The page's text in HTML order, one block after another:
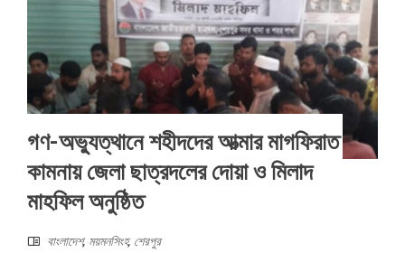
গণ-অভ্যুত্থানে শহীদদের আত্মার মাগফিরাত
কামনায় জেলা ছাত্রদলের দোয়া ও মিলাদ
মাহফিল অনুষ্ঠিত
বাংলাদেশ, ময়মনসিংহ, শেরপুর